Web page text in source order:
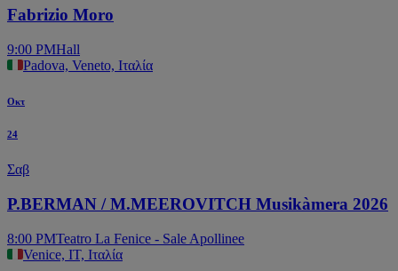
Fabrizio Moro
9:00 PMHall
Padova, Veneto, Ιταλία
Οκτ
24
Σαβ
P.BERMAN / M.MEEROVITCH Musikàmera 2026
8:00 PMTeatro La Fenice - Sale Apollinee
Venice, IT, Ιταλία